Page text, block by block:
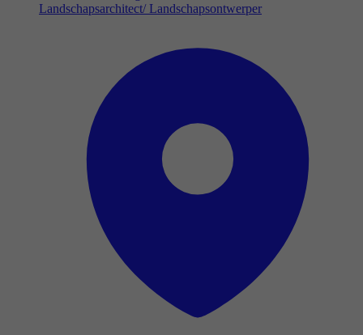
Landschapsarchitect/ Landschapsontwerper